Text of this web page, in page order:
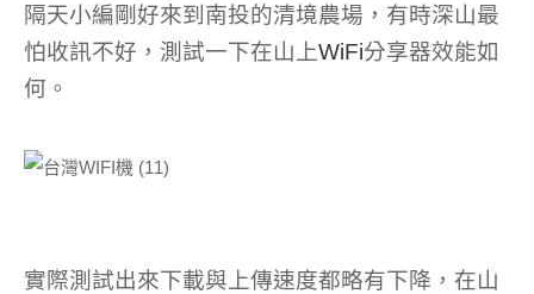
隔天小編剛好來到南投的清境農場，有時深山最
怕收訊不好，測試一下在山上WiFi分享器效能如
何。
實際測試出來下載與上傳速度都略有下降，在山